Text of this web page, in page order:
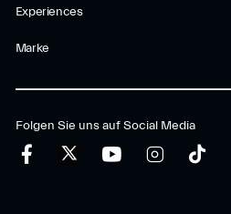
Experiences
Marke
Folgen Sie uns auf Social Media